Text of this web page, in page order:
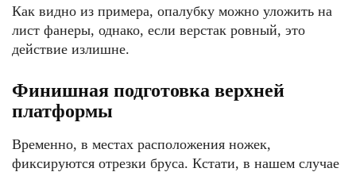
Как видно из примера, опалубку можно уложить на
лист фанеры, однако, если верстак ровный, это
действие излишне.
Финишная подготовка верхней
платформы
Временно, в местах расположения ножек,
фиксируются отрезки бруса. Кстати, в нашем случае